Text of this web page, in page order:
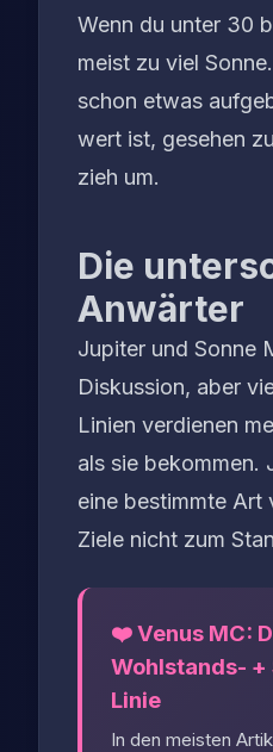
Wenn du unter 30
meist zu viel
schon etwas
wert ist, gesehen
zieh um.
Die
Anwärter
Jupiter und Sonne
Diskussion, aber
Linien verdienen
als sie bekommen.
eine bestimmte Art
Ziele nicht zum
❤️ Venus MC:
Wohlstands- +
Linie
In den meisten